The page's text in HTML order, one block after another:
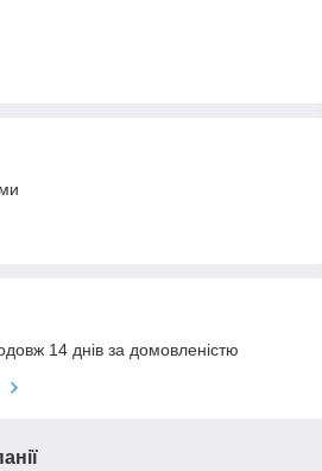
14 днів за домовленістю